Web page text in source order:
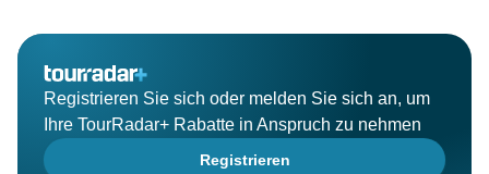
Registrieren Sie sich oder melden Sie sich an, um
Ihre TourRadar+ Rabatte in Anspruch zu nehmen
Registrieren